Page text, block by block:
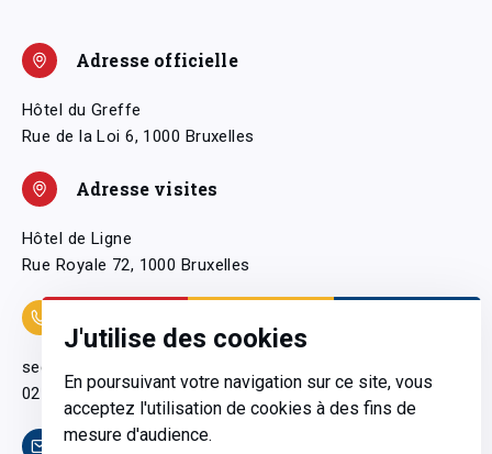
J'utilise des cookies
En poursuivant votre navigation sur ce site, vous
acceptez l'utilisation de cookies à des fins de
mesure d'audience.
Adresse officielle
Hôtel du Greffe
Rue de la Loi 6, 1000 Bruxelles
Adresse visites
Hôtel de Ligne
Rue Royale 72, 1000 Bruxelles
secretariatgeneral@pfwb.be
02 506 38 11
Contact